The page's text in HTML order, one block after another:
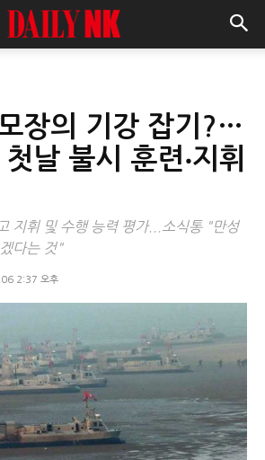
장의 기강 잡기?…
날 불시 훈련‧지휘
지휘 및 수행 능력 평가...소식통 "만성
다는 것"
2:37 오후